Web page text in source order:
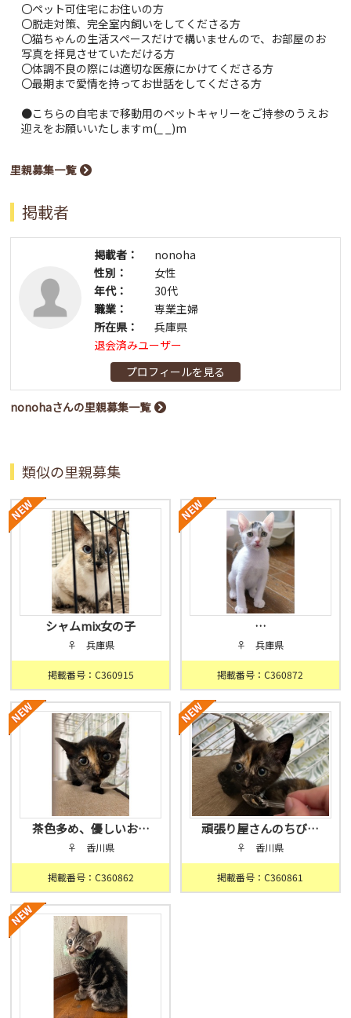
〇ペット可住宅にお住いの方
〇脱走対策、完全室内飼いをしてくださる方
〇猫ちゃんの生活スペースだけで構いませんので、お部屋のお
写真を拝見させていただける方
〇体調不良の際には適切な医療にかけてくださる方
〇最期まで愛情を持ってお世話をしてくださる方
●こちらの自宅まで移動用のペットキャリーをご持参のうえお
迎えをお願いいたしますm(_ _)m
里親募集一覧
掲載者
掲載者：
nonoha
性別：
女性
年代：
30代
職業：
専業主婦
所在県：
兵庫県
退会済みユーザー
プロフィールを見る
nonohaさんの里親募集一覧
類似の里親募集
シャムmix女の子
♀ 兵庫県
掲載番号：C360915
…
♀ 兵庫県
掲載番号：C360872
茶色多め、優しいお…
♀ 香川県
掲載番号：C360862
頑張り屋さんのちび…
♀ 香川県
掲載番号：C360861